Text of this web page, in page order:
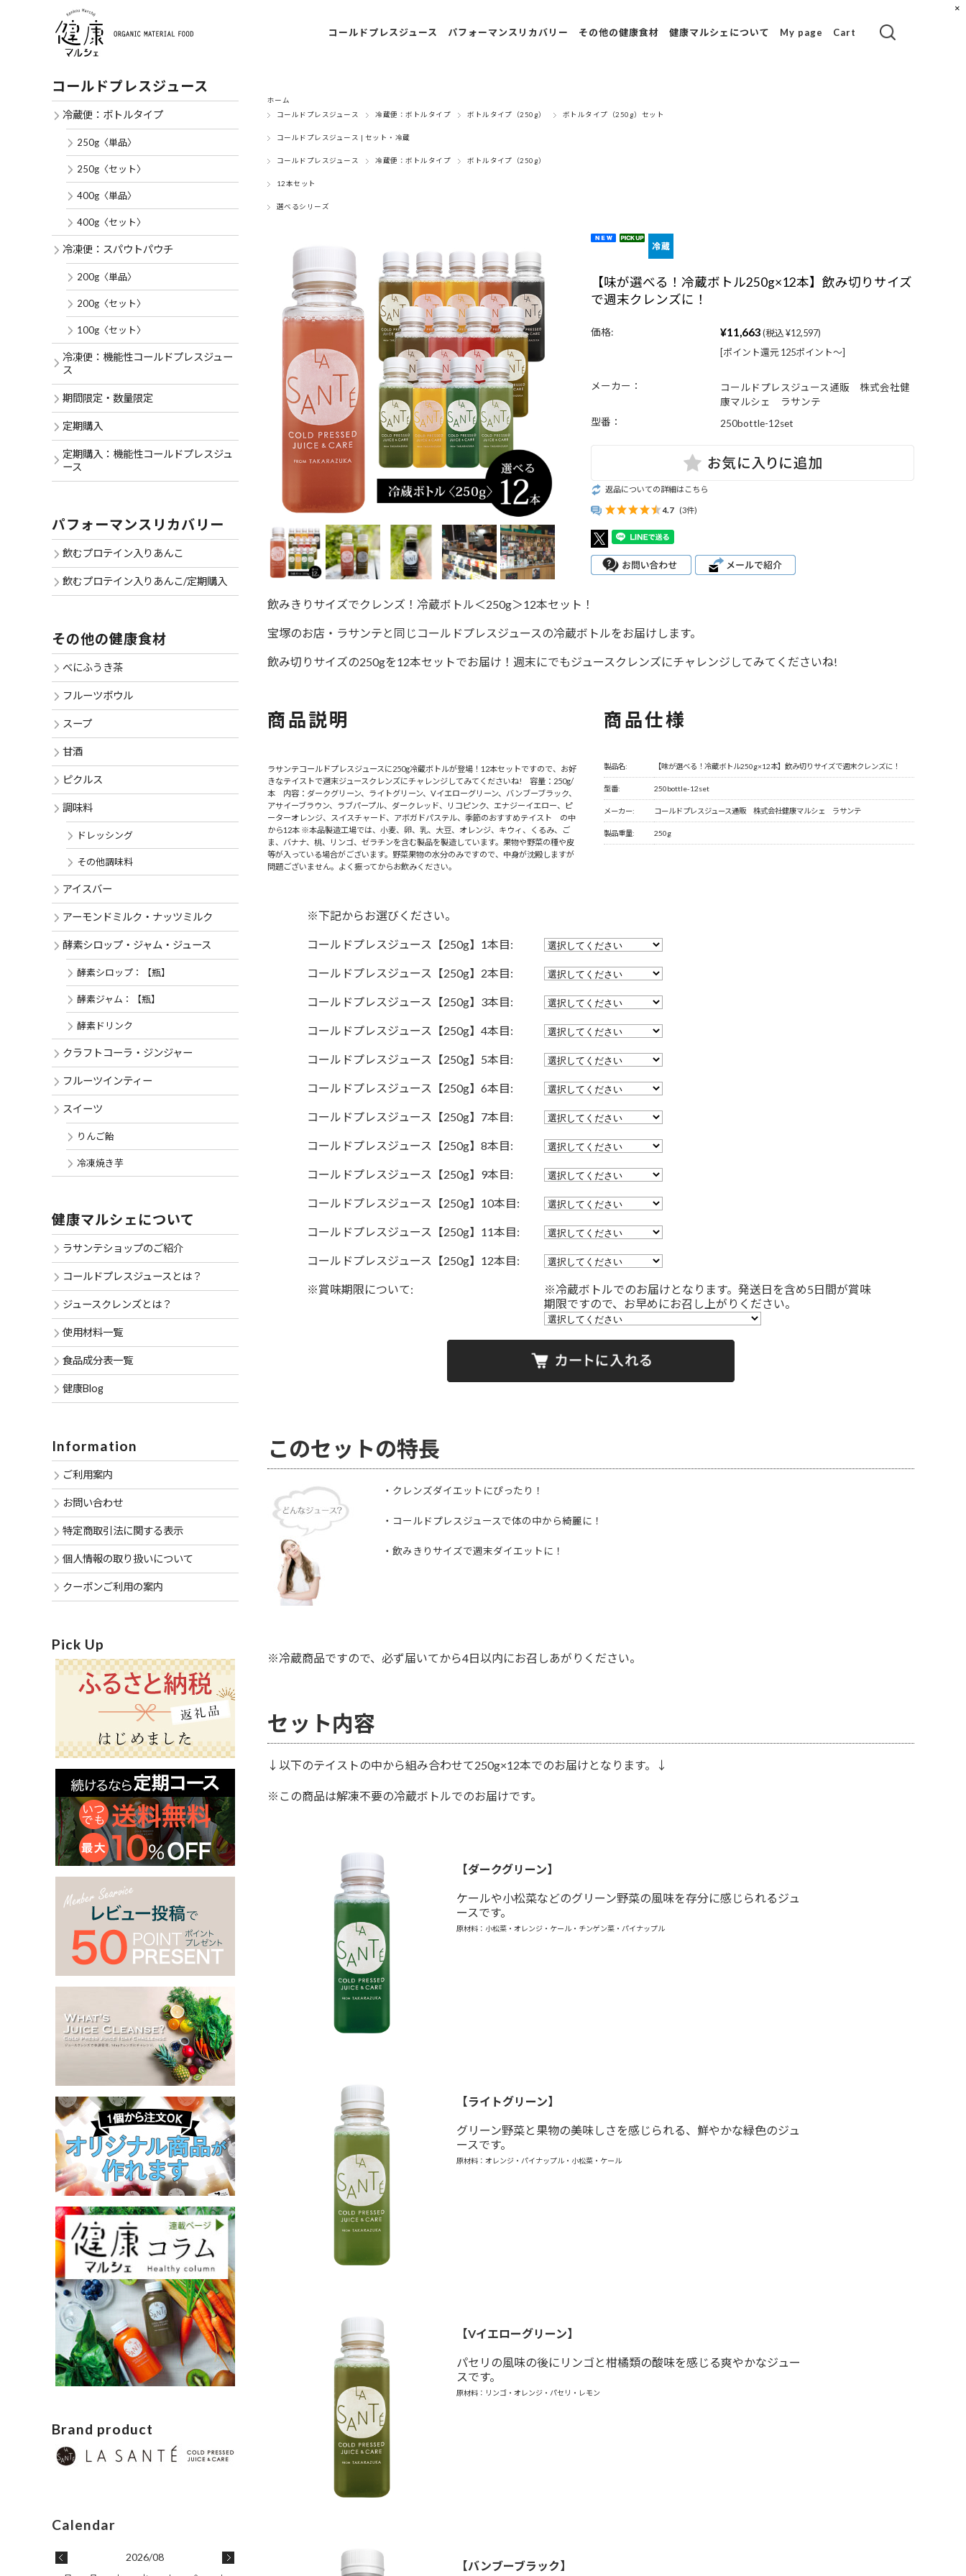
コールドプレスジュース
冷凍便：スパウトパ
ウチ
冷凍便：30種類のコ
定期購入
定期購入：30種類の
コールドプレスジュ
ース
パフォーマンスリカバリー
飲むプロテイン入りあ
その他の健康食材
ル
調味料
アイスバー
アーモンドミ
ミルク
プ・ドリンク
クラフトコー
フルーツイン
スイーツ
健康マルシェについて
健康blog
My page Cart
ホーム
コールドプレスジュース
冷蔵便：ボトルタイプ ボトルタイプ（250g） ボトルタイプ（250g）セット
コールドプレスジュース | セット・冷蔵
コールドプレスジュース 冷蔵便：ボトルタイプ ボトルタイプ（250g）
12本セット
選べるシリーズ
【味が選べる！冷蔵ボトル250g×12本】飲み切りサイズ
で週末クレンズに！
価格: ¥11,663(税込 ¥12,597)
[ポイント還元 125ポイント〜]
メーカー：
コールドプレスジュース通販 株式会社健
康マルシェ ラサンテ
型番：
250bottle-12set
返品についての詳細はこちら
4.7 (3件)
飲みきりサイズでクレンズ！冷蔵ボトル＜250g＞12本セット！
宝塚のお店・ラサンテと同じコールドプレスジュースの冷蔵ボトルをお届けします。
飲み切りサイズの250gを12本セットでお届け！週末にでもジュースクレンズにチャレンジしてみてくださいね!
商品説明
ラサンテコールドプレスジュースに250g冷蔵ボトルが登場！12本セットですので、お好
きなテイストで週末ジュースクレンズにチャレンジしてみてくださいね! 容量：250g/
本 内容：ダークグリーン、ライトグリーン、Vイエローグリーン、バンブーブラック、
アサイーブラウン、ラブパープル、ダークレッド、リコピンク、エナジーイエロー、ピ
ーターオレンジ、スイスチャード、アボガドパステル、季節のおすすめテイスト の中
から12本 ※本品製造工場では、小麦、卵、乳、大豆、オレンジ、キウィ、くるみ、ご
ま、バナナ、桃、リンゴ、ゼラチンを含む製品を製造しています。果物や野菜の種や皮
等が入っている場合がございます。野菜果物の水分のみですので、中身が沈殿しますが
問題ございません。よく振ってからお飲みください。
商品仕様
製品名: 【味が選べる！冷蔵ボトル250g×12本】飲み切りサイズで週末クレンズに！
型番: 250bottle-12set
メーカー: コールドプレスジュース通販 株式会社健康マルシェ ラサンテ
製品重量: 250g
※下記からお選びください。
コールドプレスジュース【250g】1本目:
コールドプレスジュース【250g】2本目:
コールドプレスジュース【250g】3本目:
コールドプレスジュース【250g】4本目:
コールドプレスジュース【250g】5本目:
コールドプレスジュース【250g】6本目:
コールドプレスジュース【250g】7本目:
コールドプレスジュース【250g】8本目:
コールドプレスジュース【250g】9本目:
コールドプレスジュース【250g】10本目:
コールドプレスジュース【250g】11本目:
コールドプレスジュース【250g】12本目:
※賞味期限について:
※冷蔵ボトルでのお届けとなります。発送日を含め5日間が賞味
期限ですので、お早めにお召し上がりください。
このセットの特長
・クレンズダイエットにぴったり！
・コールドプレスジュースで体の中から綺麗に！
・飲みきりサイズで週末ダイエットに！
※冷蔵商品ですので、必ず届いてから4日以内にお召しあがりください。
セット内容
↓以下のテイストの中から組み合わせて250g×12本でのお届けとなります。↓
※この商品は解凍不要の冷蔵ボトルでのお届けです。
【ダークグリーン】
ケールや小松菜などのグリーン野菜の風味を存分に感じられるジュ
ースです。
原材料：小松菜・オレンジ・ケール・チンゲン菜・パイナップル
【ライトグリーン】
グリーン野菜と果物の美味しさを感じられる、鮮やかな緑色のジュ
ースです。
原材料：オレンジ・パイナップル・小松菜・ケール
【Vイエローグリーン】
パセリの風味の後にリンゴと柑橘類の酸味を感じる爽やかなジュー
スです。
原材料：リンゴ・オレンジ・パセリ・レモン
【バンブーブラック】
コールドプレスジュース
冷蔵便：ボトルタイプ
250g〈単品〉
250g〈セット〉
400g〈単品〉
400g〈セット〉
冷凍便：スパウトパウチ
200g〈単品〉
200g〈セット〉
100g〈セット〉
冷凍便：機能性コールドプレスジュー
ス
期間限定・数量限定
定期購入
定期購入：機能性コールドプレスジュ
ース
パフォーマンスリカバリー
飲むプロテイン入りあんこ
飲むプロテイン入りあんこ/定期購入
その他の健康食材
べにふうき茶
フルーツボウル
スープ
甘酒
ピクルス
調味料
ドレッシング
その他調味料
アイスバー
アーモンドミルク・ナッツミルク
酵素シロップ・ジャム・ジュース
酵素シロップ：【瓶】
酵素ジャム：【瓶】
酵素ドリンク
クラフトコーラ・ジンジャー
フルーツインティー
スイーツ
りんご飴
冷凍焼き芋
健康マルシェについて
ラサンテショップのご紹介
コールドプレスジュースとは？
ジュースクレンズとは？
使用材料一覧
食品成分表一覧
健康Blog
Information
ご利用案内
お問い合わせ
特定商取引法に関する表示
個人情報の取り扱いについて
クーポンご利用の案内
Pick Up
Brand product
2026/08
×